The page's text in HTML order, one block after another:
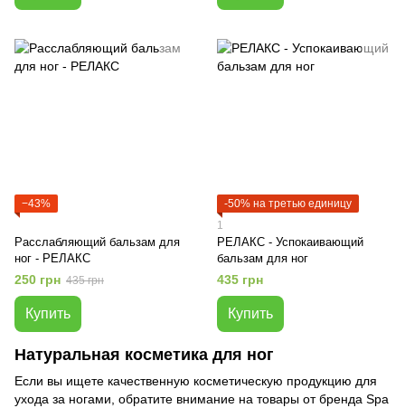
−43%
Расслабляющий бальзам для
ног - РЕЛАКС
250 грн 435 грн
Купить
-50% на третью единицу
1
РЕЛАКС - Успокаивающий
бальзам для ног
435 грн
Купить
Натуральная косметика для ног
Если вы ищете качественную косметическую продукцию для
ухода за ногами, обратите внимание на товары от бренда Spa